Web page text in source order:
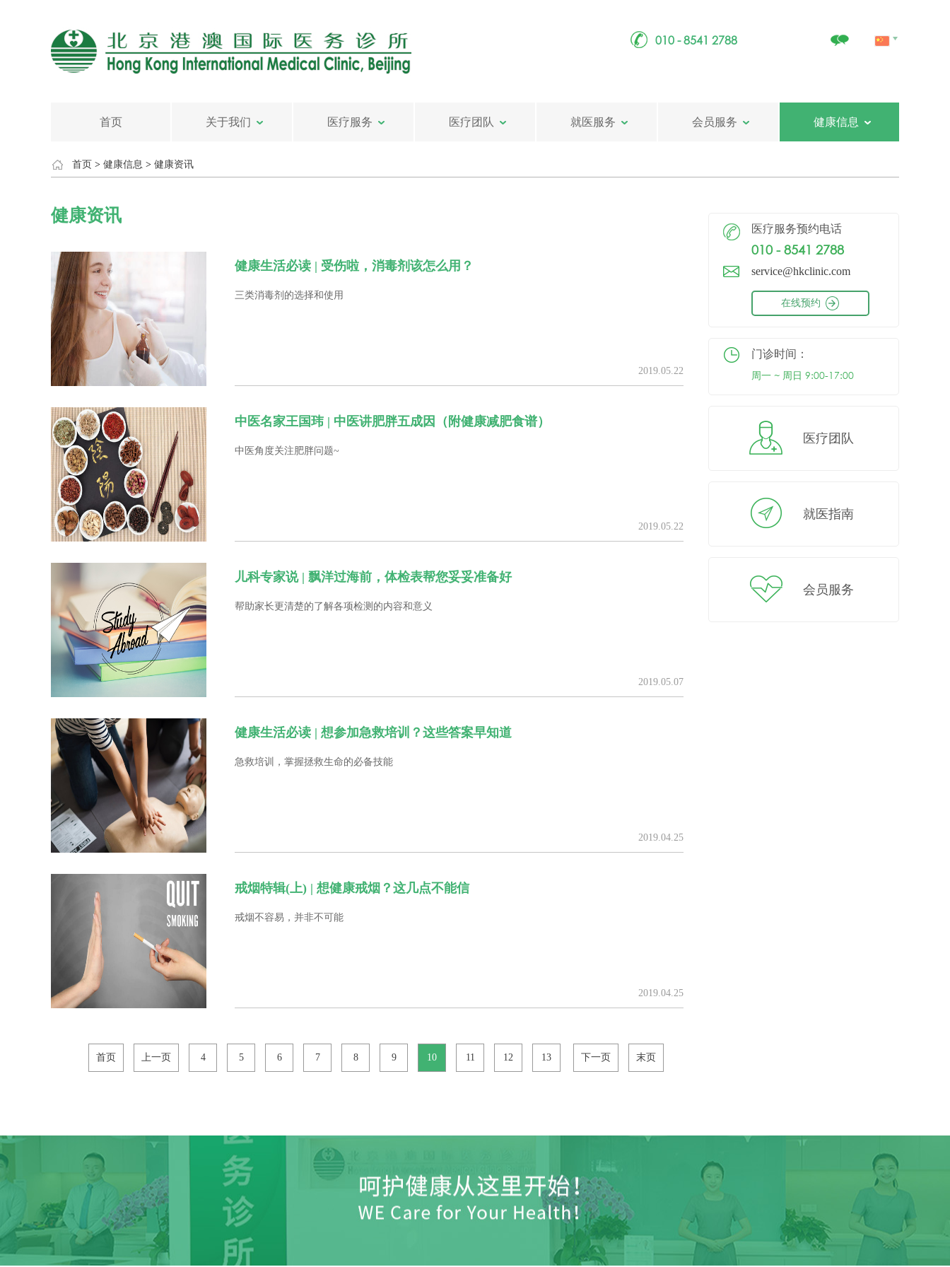
010 - 8541 2788
首页 关于我们 医疗服务 医疗团队 就医服务 会员服务 健康信息
首页 > 健康信息 > 健康资讯
健康资讯
健康生活必读 | 受伤啦，消毒剂该怎么用？
三类消毒剂的选择和使用
2019.05.22
中医名家王国玮 | 中医讲肥胖五成因（附健康减肥食谱）
中医角度关注肥胖问题~
2019.05.22
儿科专家说 | 飘洋过海前，体检表帮您妥妥准备好
帮助家长更清楚的了解各项检测的内容和意义
2019.05.07
健康生活必读 | 想参加急救培训？这些答案早知道
急救培训，掌握拯救生命的必备技能
2019.04.25
戒烟特辑(上) | 想健康戒烟？这几点不能信
戒烟不容易，并非不可能
2019.04.25
首页 上一页 4 5 6 7 8 9 10 11 12 13 下一页 末页
医疗服务预约电话
010 - 8541 2788
service@hkclinic.com
在线预约
门诊时间：
周一 ~ 周日 9:00-17:00
医疗团队
就医指南
会员服务